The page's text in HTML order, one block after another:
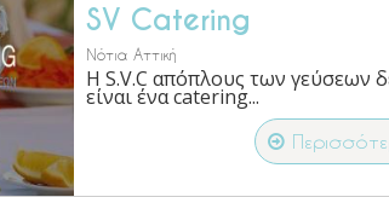
SV Catering
Νότια Αττική
Η S.V.C απόπλους των γεύσεων
είναι ένα catering...